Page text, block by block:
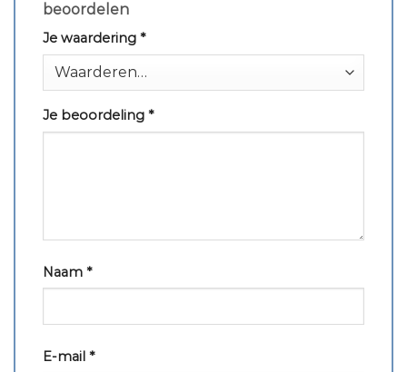
beoordelen
Je waardering *
Je beoordeling *
Naam *
E-mail *